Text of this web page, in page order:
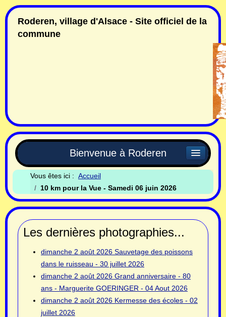
Roderen, village d'Alsace - Site officiel de la
commune
Bienvenue à Roderen
Vous êtes ici : Accueil
10 km pour la Vue - Samedi 06 juin 2026
Les dernières photographies...
dimanche 2 août 2026 Sauvetage des poissons
dans le ruisseau - 30 juillet 2026
dimanche 2 août 2026 Grand anniversaire - 80
ans - Marguerite GOERINGER - 04 Aout 2026
dimanche 2 août 2026 Kermesse des écoles - 02
juillet 2026